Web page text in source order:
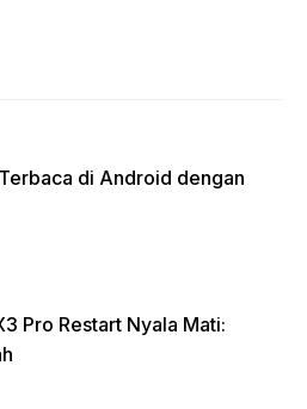
di Android dengan
Pro Restart Nyala Mati: